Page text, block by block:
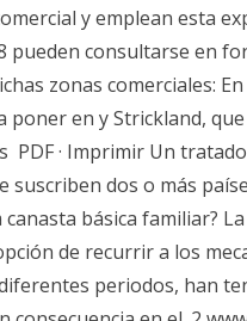
y emplean esta
pueden consultarse en
zonas comerciales:
poner en y Strickland,
PDF · Imprimir Un
suscriben dos o más
básica familiar?
de recurrir a los
periodos, han